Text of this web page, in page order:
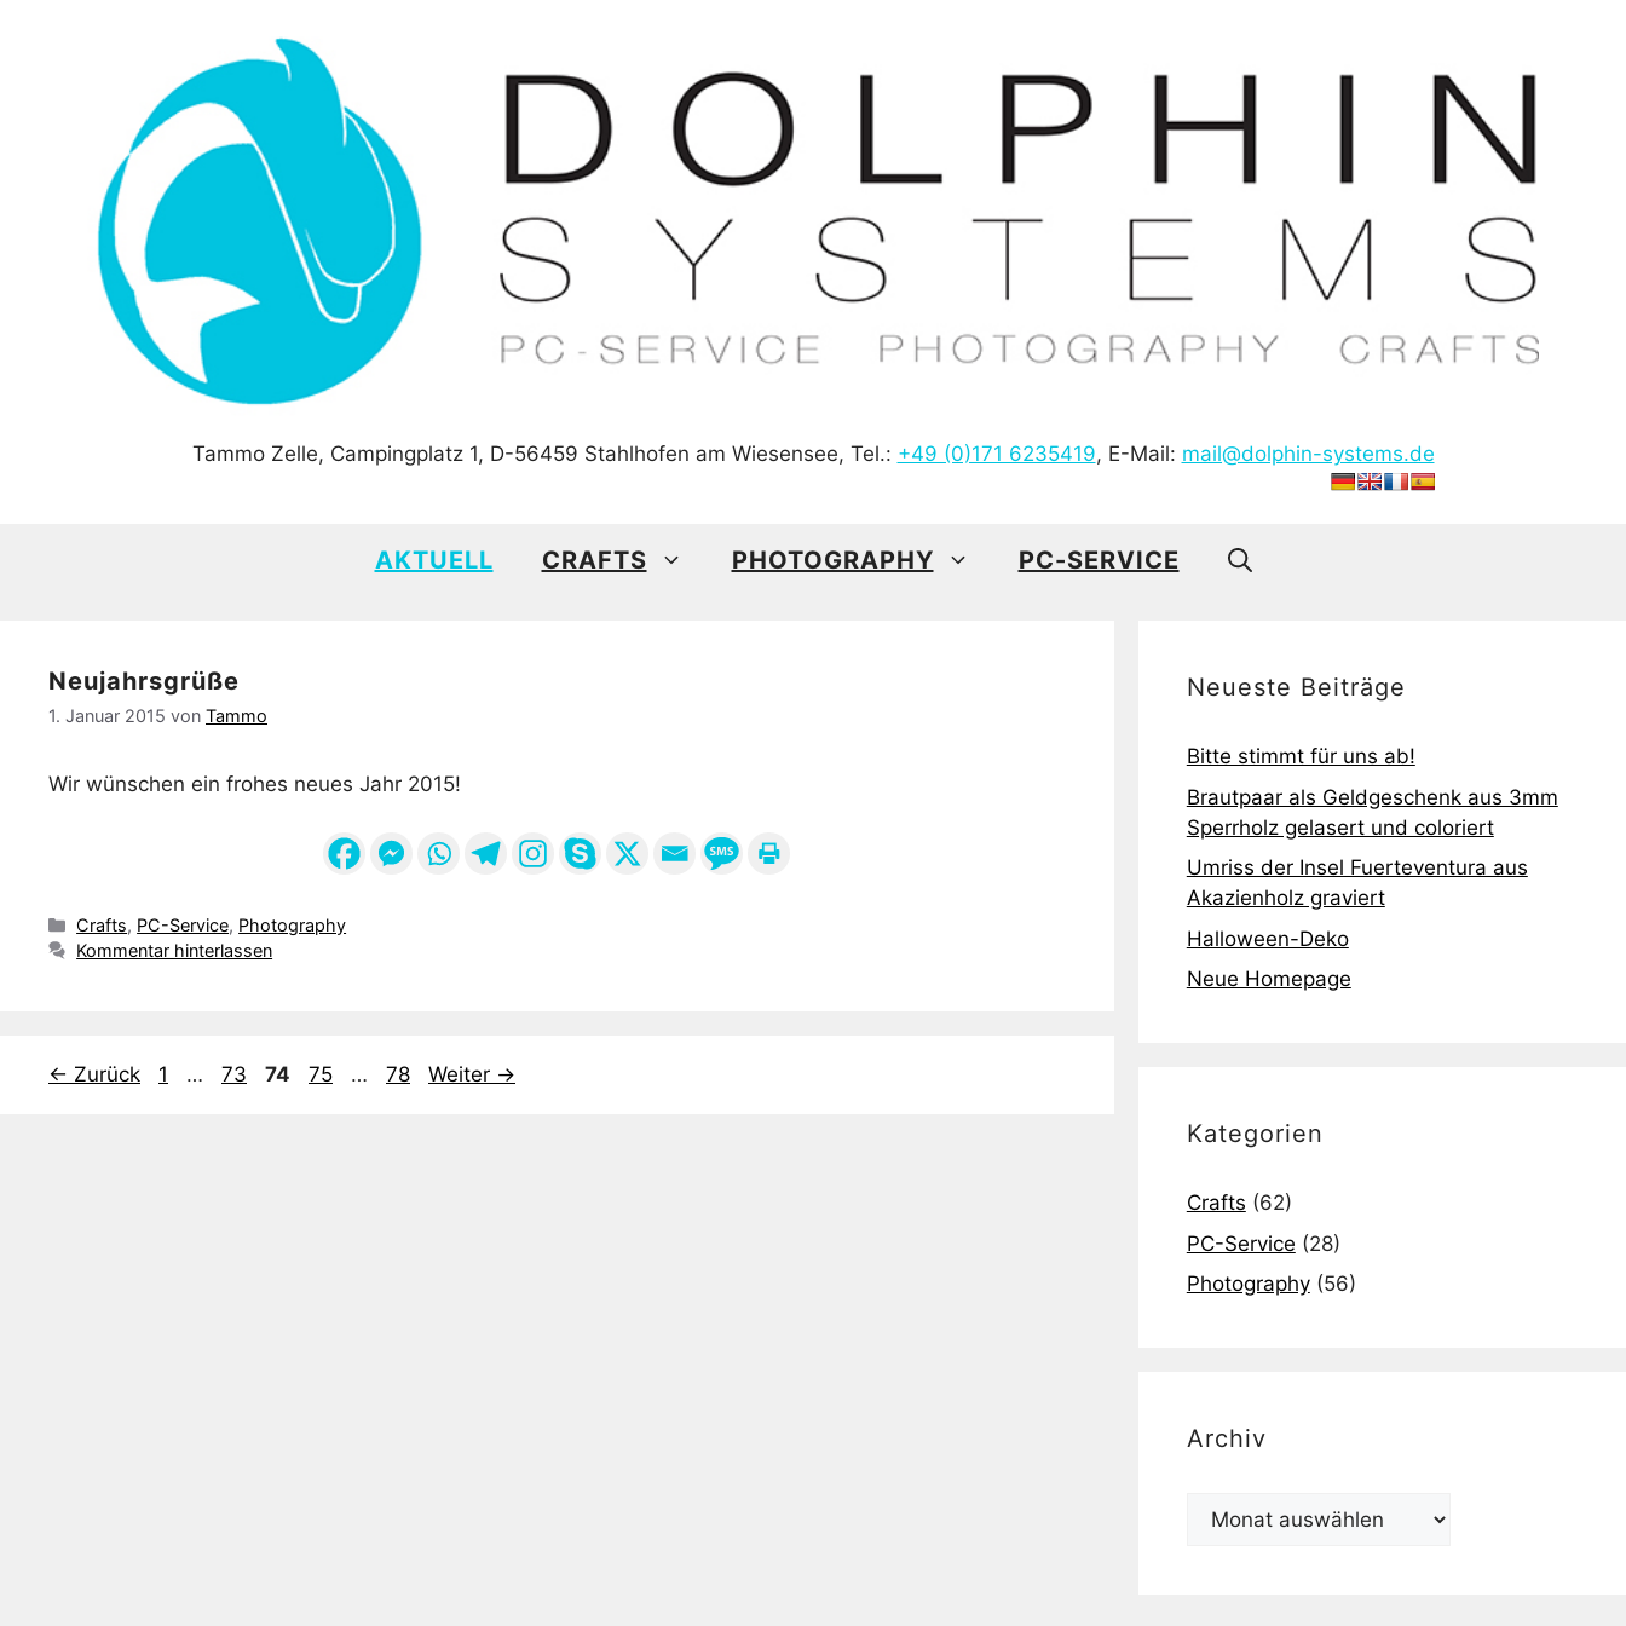
Tammo Zelle, Campingplatz 1, D-56459 Stahlhofen am Wiesensee, Tel.: +49 (0)171 6235419, E-Mail: mail@dolphin-systems.de
AKTUELL CRAFTS PHOTOGRAPHY PC-SERVICE
Neujahrsgrüße
1. Januar 2015 von Tammo
Wir wünschen ein frohes neues Jahr 2015!
Kategorien
Crafts, PC-Service, Photography
Kommentar hinterlassen
← Zurück Seite
1 … Seite
73 Seite
74 Seite
75 … Seite
78 Weiter →
Neueste Beiträge
Bitte stimmt für uns ab!
Brautpaar als Geldgeschenk aus 3mm
Sperrholz gelasert und coloriert
Umriss der Insel Fuerteventura aus
Akazienholz graviert
Halloween-Deko
Neue Homepage
Kategorien
Crafts (62)
PC-Service (28)
Photography(56)
Archiv
Archiv